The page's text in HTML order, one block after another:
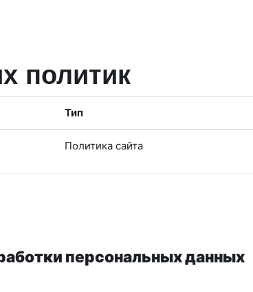
политик
Тип
Политика сайта
персональных данных